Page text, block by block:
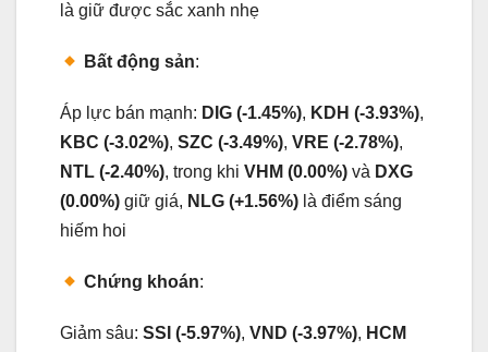
là giữ được sắc xanh nhẹ
Bất động sản:
Áp lực bán mạnh: DIG (-1.45%), KDH (-3.93%),
KBC (-3.02%), SZC (-3.49%), VRE (-2.78%),
NTL (-2.40%), trong khi VHM (0.00%) và DXG
(0.00%) giữ giá, NLG (+1.56%) là điểm sáng
hiếm hoi
Chứng khoán:
Giảm sâu: SSI (-5.97%), VND (-3.97%), HCM